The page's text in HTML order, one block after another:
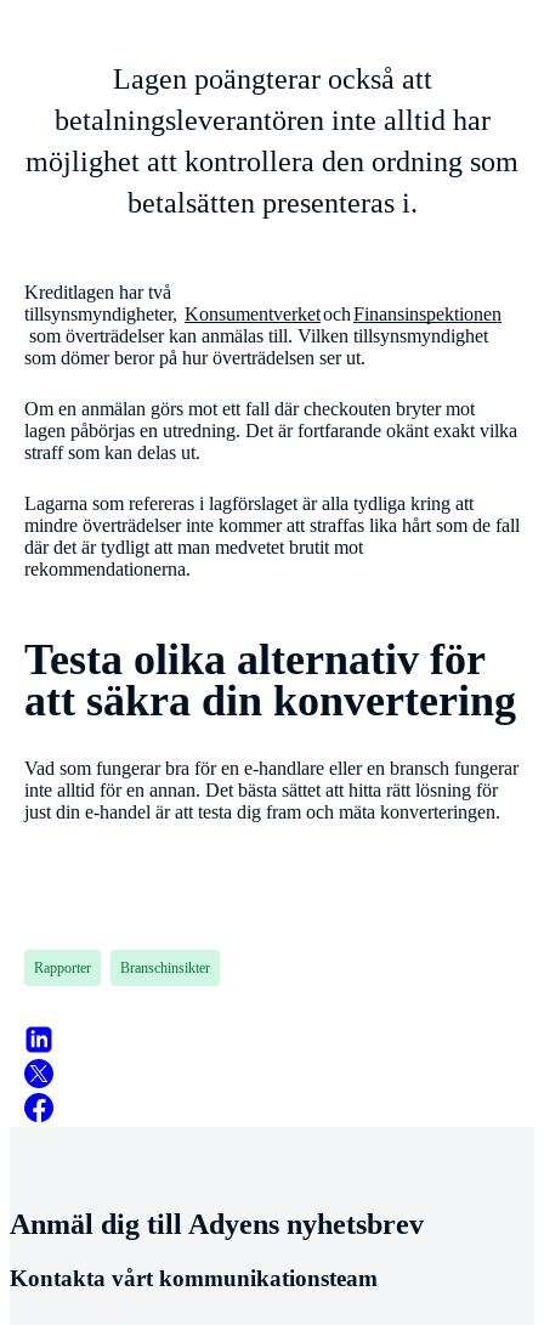
Lagen poängterar också att
betalningsleverantören inte alltid har
möjlighet att kontrollera den ordning som
betalsätten presenteras i.
Kreditlagen har två
tillsynsmyndigheter, KonsumentverketochFinansinspektionen
som överträdelser kan anmälas till. Vilken tillsynsmyndighet
som dömer beror på hur överträdelsen ser ut.
Om en anmälan görs mot ett fall där checkouten bryter mot
lagen påbörjas en utredning. Det är fortfarande okänt exakt vilka
straff som kan delas ut.
Lagarna som refereras i lagförslaget är alla tydliga kring att
mindre överträdelser inte kommer att straffas lika hårt som de fall
där det är tydligt att man medvetet brutit mot
rekommendationerna.
Testa olika alternativ för
att säkra din konvertering
Vad som fungerar bra för en e-handlare eller en bransch fungerar
inte alltid för en annan. Det bästa sättet att hitta rätt lösning för
just din e-handel är att testa dig fram och mäta konverteringen.
Rapporter Branschinsikter
Anmäl dig till Adyens nyhetsbrev
Kontakta vårt kommunikationsteam